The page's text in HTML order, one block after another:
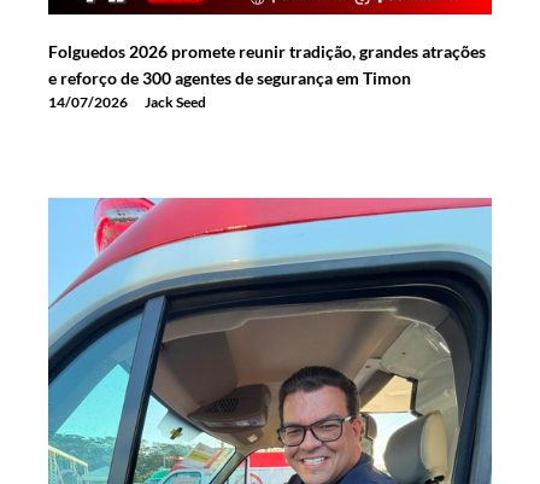
Folguedos 2026 promete reunir tradição, grandes atrações
e reforço de 300 agentes de segurança em Timon
14/07/2026 Jack Seed